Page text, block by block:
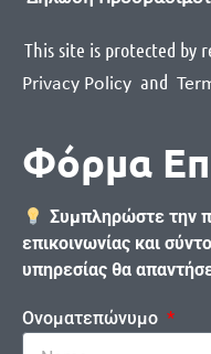
This site is protected by
Privacy Policy and
Φόρμα
Συμπληρώστε την
επικοινωνίας και
υπηρεσίας θα
Ονοματεπώνυμο